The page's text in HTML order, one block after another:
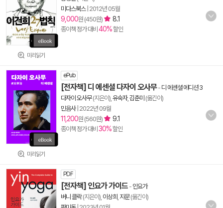
미리읽기
미다스북스| 2012년 05월
9,000원 (450원) 8.1
종이책 정가 대비 40%할인
미리읽기
ePub
[전자책] 디 에센셜 다자이 오사무- 디 에센셜 에디션 3
다자이 오사무(지은이), 유숙자, 김춘미 (옮긴이)
민음사| 2022년 09월
11,200원 (560원) 9.1
종이책 정가 대비 30%할인
PDF
[전자책] 인요가 가이드 - 인요가
버니 클락(지은이), 이상희 지문(옮긴이)